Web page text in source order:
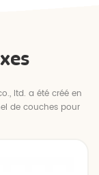
ltd. a été créé en
de couches pour